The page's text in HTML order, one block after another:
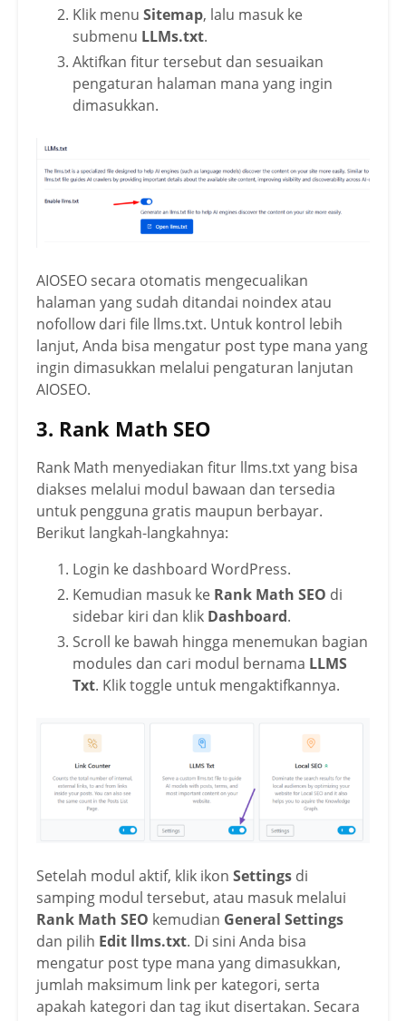
Klik menu Sitemap, lalu masuk ke
submenu LLMs.txt.
Aktifkan fitur tersebut dan sesuaikan
pengaturan halaman mana yang ingin
dimasukkan.
AIOSEO secara otomatis mengecualikan
halaman yang sudah ditandai noindex atau
nofollow dari file llms.txt. Untuk kontrol lebih
lanjut, Anda bisa mengatur post type mana yang
ingin dimasukkan melalui pengaturan lanjutan
AIOSEO.
3. Rank Math SEO
Rank Math menyediakan fitur llms.txt yang bisa
diakses melalui modul bawaan dan tersedia
untuk pengguna gratis maupun berbayar.
Berikut langkah-langkahnya:
Login ke dashboard WordPress.
Kemudian masuk ke Rank Math SEO di
sidebar kiri dan klik Dashboard.
Scroll ke bawah hingga menemukan bagian
modules dan cari modul bernama LLMS
Txt. Klik toggle untuk mengaktifkannya.
Setelah modul aktif, klik ikon Settings di
samping modul tersebut, atau masuk melalui
Rank Math SEO kemudian General Settings
dan pilih Edit llms.txt. Di sini Anda bisa
mengatur post type mana yang dimasukkan,
jumlah maksimum link per kategori, serta
apakah kategori dan tag ikut disertakan. Secara